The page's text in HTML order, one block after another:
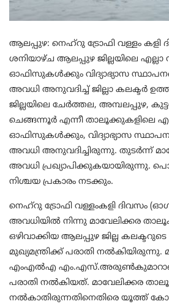
ആലപ്പുഴ: നെഹ്റു ട്രോഫി വള്ളം കളി
ശനിയാഴ്ച ആലപ്പുഴ ജില്ലയിലെ എല്ലാ
ഓഫിസുകൾക്കും വിദ്യാഭ്യാസ
അവധി അനുവദിച്ച് ജില്ലാ കലക്ടർ
ജില്ലയിലെ ചേർത്തല, അമ്പലപ്പുഴ,
ചെങ്ങന്നൂർ എന്നീ താലൂക്കുകളിലെ
ഓഫിസുകൾക്കും, വിദ്യാഭ്യാസ
അവധി അനുവദിച്ചിരുന്നു. തുടർന്ന്
അവധി പ്രഖ്യാപിക്കുകയായിരുന്നു.
നിശ്ചയ പ്രകാരം നടക്കും.
നെഹ്റു ട്രോഫി വള്ളംകളി ദിവസം
അവധിയിൽ നിന്നു മാവേലിക്കര
ഒഴിവാക്കിയ ആലപ്പുഴ ജില്ല കലക്ടറുടെ
മുഖ്യമന്ത്രിക്ക് പരാതി നൽകിയിരുന്നു.
എംഎൽഎ എം.എസ്.അരുൺകുമാറാണ്
പരാതി നൽകിയത്. മാവേലിക്കര
നൽകാതിരുന്നതിനെതിരെ യൂത്ത്